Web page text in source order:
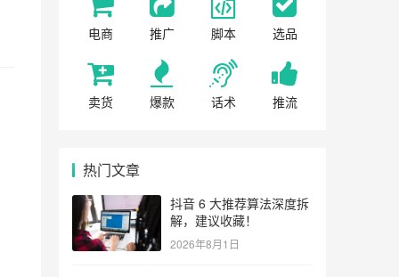
电商 推广 脚本 选品
卖货 爆款 话术 推流
热门文章
抖音 6 大推荐算法深度拆
解，建议收藏！
2026年8月1日